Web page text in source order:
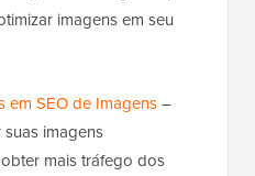
imagens em seu
em SEO de Imagens–
imagens
mais tráfego dos